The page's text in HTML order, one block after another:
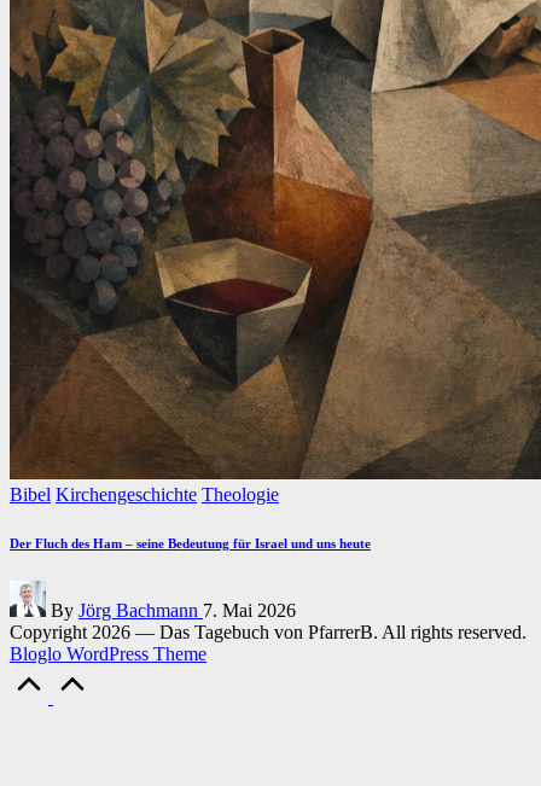
Posted
Bibel Kirchengeschichte Theologie
Der Fluch des Ham – seine Bedeutung für Israel und uns heute
Posted
by
By Jörg Bachmann 7. Mai 2026
Copyright 2026 — Das Tagebuch von PfarrerB. All rights reserved.
Bloglo WordPress Theme